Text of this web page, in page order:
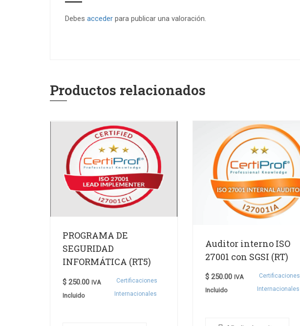
Debes acceder para publicar una valoración.
Productos relacionados
PROGRAMA DE
SEGURIDAD
INFORMÁTICA (RT5)
$ 250.00 IVA
Incluido
Certificaciones
Internacionales
Auditor interno ISO
27001 con SGSI (RT)
$ 250.00 IVA
Incluido
Certificaciones
Internacionales